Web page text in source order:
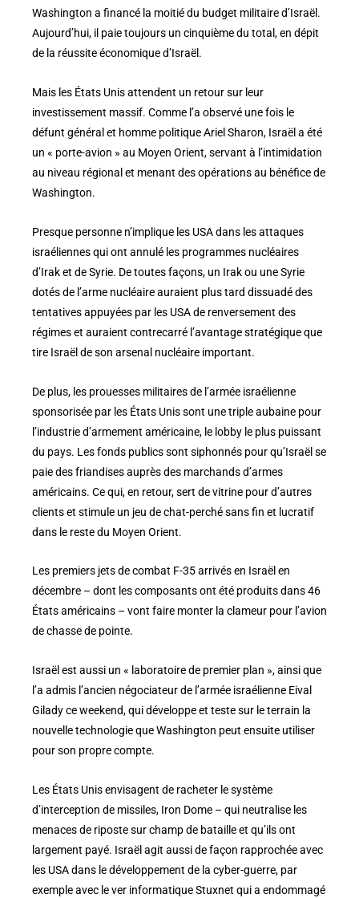
Washington a financé la moitié du budget militaire d’Israël.
Aujourd’hui, il paie toujours un cinquième du total, en dépit
de la réussite économique d’Israël.
Mais les États Unis attendent un retour sur leur
investissement massif. Comme l’a observé une fois le
défunt général et homme politique Ariel Sharon, Israël a été
un « porte-avion » au Moyen Orient, servant à l’intimidation
au niveau régional et menant des opérations au bénéfice de
Washington.
Presque personne n’implique les USA dans les attaques
israéliennes qui ont annulé les programmes nucléaires
d’Irak et de Syrie. De toutes façons, un Irak ou une Syrie
dotés de l’arme nucléaire auraient plus tard dissuadé des
tentatives appuyées par les USA de renversement des
régimes et auraient contrecarré l’avantage stratégique que
tire Israël de son arsenal nucléaire important.
De plus, les prouesses militaires de l’armée israélienne
sponsorisée par les États Unis sont une triple aubaine pour
l’industrie d’armement américaine, le lobby le plus puissant
du pays. Les fonds publics sont siphonnés pour qu’Israël se
paie des friandises auprès des marchands d’armes
américains. Ce qui, en retour, sert de vitrine pour d’autres
clients et stimule un jeu de chat-perché sans fin et lucratif
dans le reste du Moyen Orient.
Les premiers jets de combat F-35 arrivés en Israël en
décembre – dont les composants ont été produits dans 46
États américains – vont faire monter la clameur pour l’avion
de chasse de pointe.
Israël est aussi un « laboratoire de premier plan », ainsi que
l’a admis l’ancien négociateur de l’armée israélienne Eival
Gilady ce weekend, qui développe et teste sur le terrain la
nouvelle technologie que Washington peut ensuite utiliser
pour son propre compte.
Les États Unis envisagent de racheter le système
d’interception de missiles, Iron Dome – qui neutralise les
menaces de riposte sur champ de bataille et qu’ils ont
largement payé. Israël agit aussi de façon rapprochée avec
les USA dans le développement de la cyber-guerre, par
exemple avec le ver informatique Stuxnet qui a endommagé